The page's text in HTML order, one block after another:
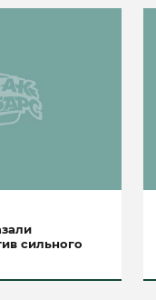
сильного